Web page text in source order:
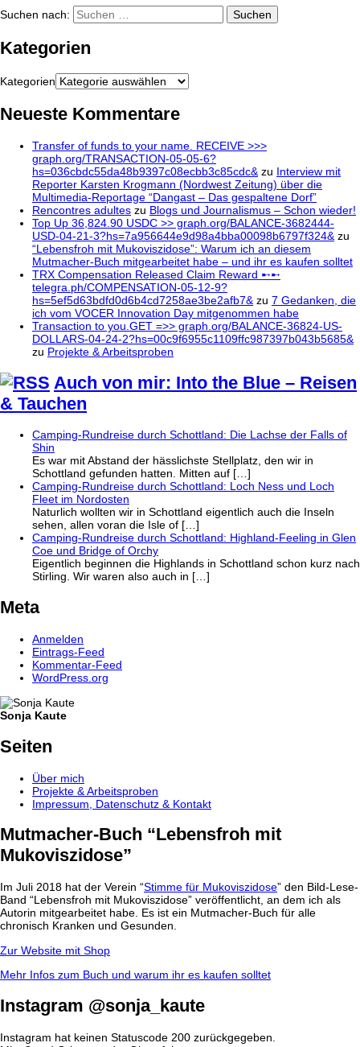
Suchen nach:
Kategorien
Kategorien
Neueste Kommentare
Transfer of funds to your name. RECEIVE >>>
graph.org/TRANSACTION-05-05-6?
hs=036cbdc55da48b9397c08ecbb3c85cdc& zu Interview mit
Reporter Karsten Krogmann (Nordwest Zeitung) über die
Multimedia-Reportage “Dangast – Das gespaltene Dorf”
Rencontres adultes zu Blogs und Journalismus – Schon wieder!
Top Up 36,824.90 USDC >> graph.org/BALANCE-3682444-
USD-04-21-3?hs=7a956644e9d98a4bba00098b6797f324& zu
“Lebensfroh mit Mukoviszidose”: Warum ich an diesem
Mutmacher-Buch mitgearbeitet habe – und ihr es kaufen solltet
TRX Compensation Released Claim Reward ➸➸
telegra.ph/COMPENSATION-05-12-9?
hs=5ef5d63bdfd0d6b4cd7258ae3be2afb7& zu 7 Gedanken, die
ich vom VOCER Innovation Day mitgenommen habe
Transaction to you.GET =>> graph.org/BALANCE-36824-US-
DOLLARS-04-24-2?hs=00c9f6955c1109ffc987397b043b5685&
zu Projekte & Arbeitsproben
Auch von mir: Into the Blue – Reisen
& Tauchen
Camping-Rundreise durch Schottland: Die Lachse der Falls of
Shin
Es war mit Abstand der hässlichste Stellplatz, den wir in
Schottland gefunden hatten. Mitten auf […]
Camping-Rundreise durch Schottland: Loch Ness und Loch
Fleet im Nordosten
Naturlich wollten wir in Schottland eigentlich auch die Inseln
sehen, allen voran die Isle of […]
Camping-Rundreise durch Schottland: Highland-Feeling in Glen
Coe und Bridge of Orchy
Eigentlich beginnen die Highlands in Schottland schon kurz nach
Stirling. Wir waren also auch in […]
Meta
Anmelden
Eintrags-Feed
Kommentar-Feed
WordPress.org
Sonja Kaute
Seiten
Über mich
Projekte & Arbeitsproben
Impressum, Datenschutz & Kontakt
Mutmacher-Buch “Lebensfroh mit
Mukoviszidose”
Im Juli 2018 hat der Verein “Stimme für Mukoviszidose” den Bild-Lese-
Band “Lebensfroh mit Mukoviszidose” veröffentlicht, an dem ich als
Autorin mitgearbeitet habe. Es ist ein Mutmacher-Buch für alle
chronisch Kranken und Gesunden.
Zur Website mit Shop
Mehr Infos zum Buch und warum ihr es kaufen solltet
Instagram @sonja_kaute
Instagram hat keinen Statuscode 200 zurückgegeben.